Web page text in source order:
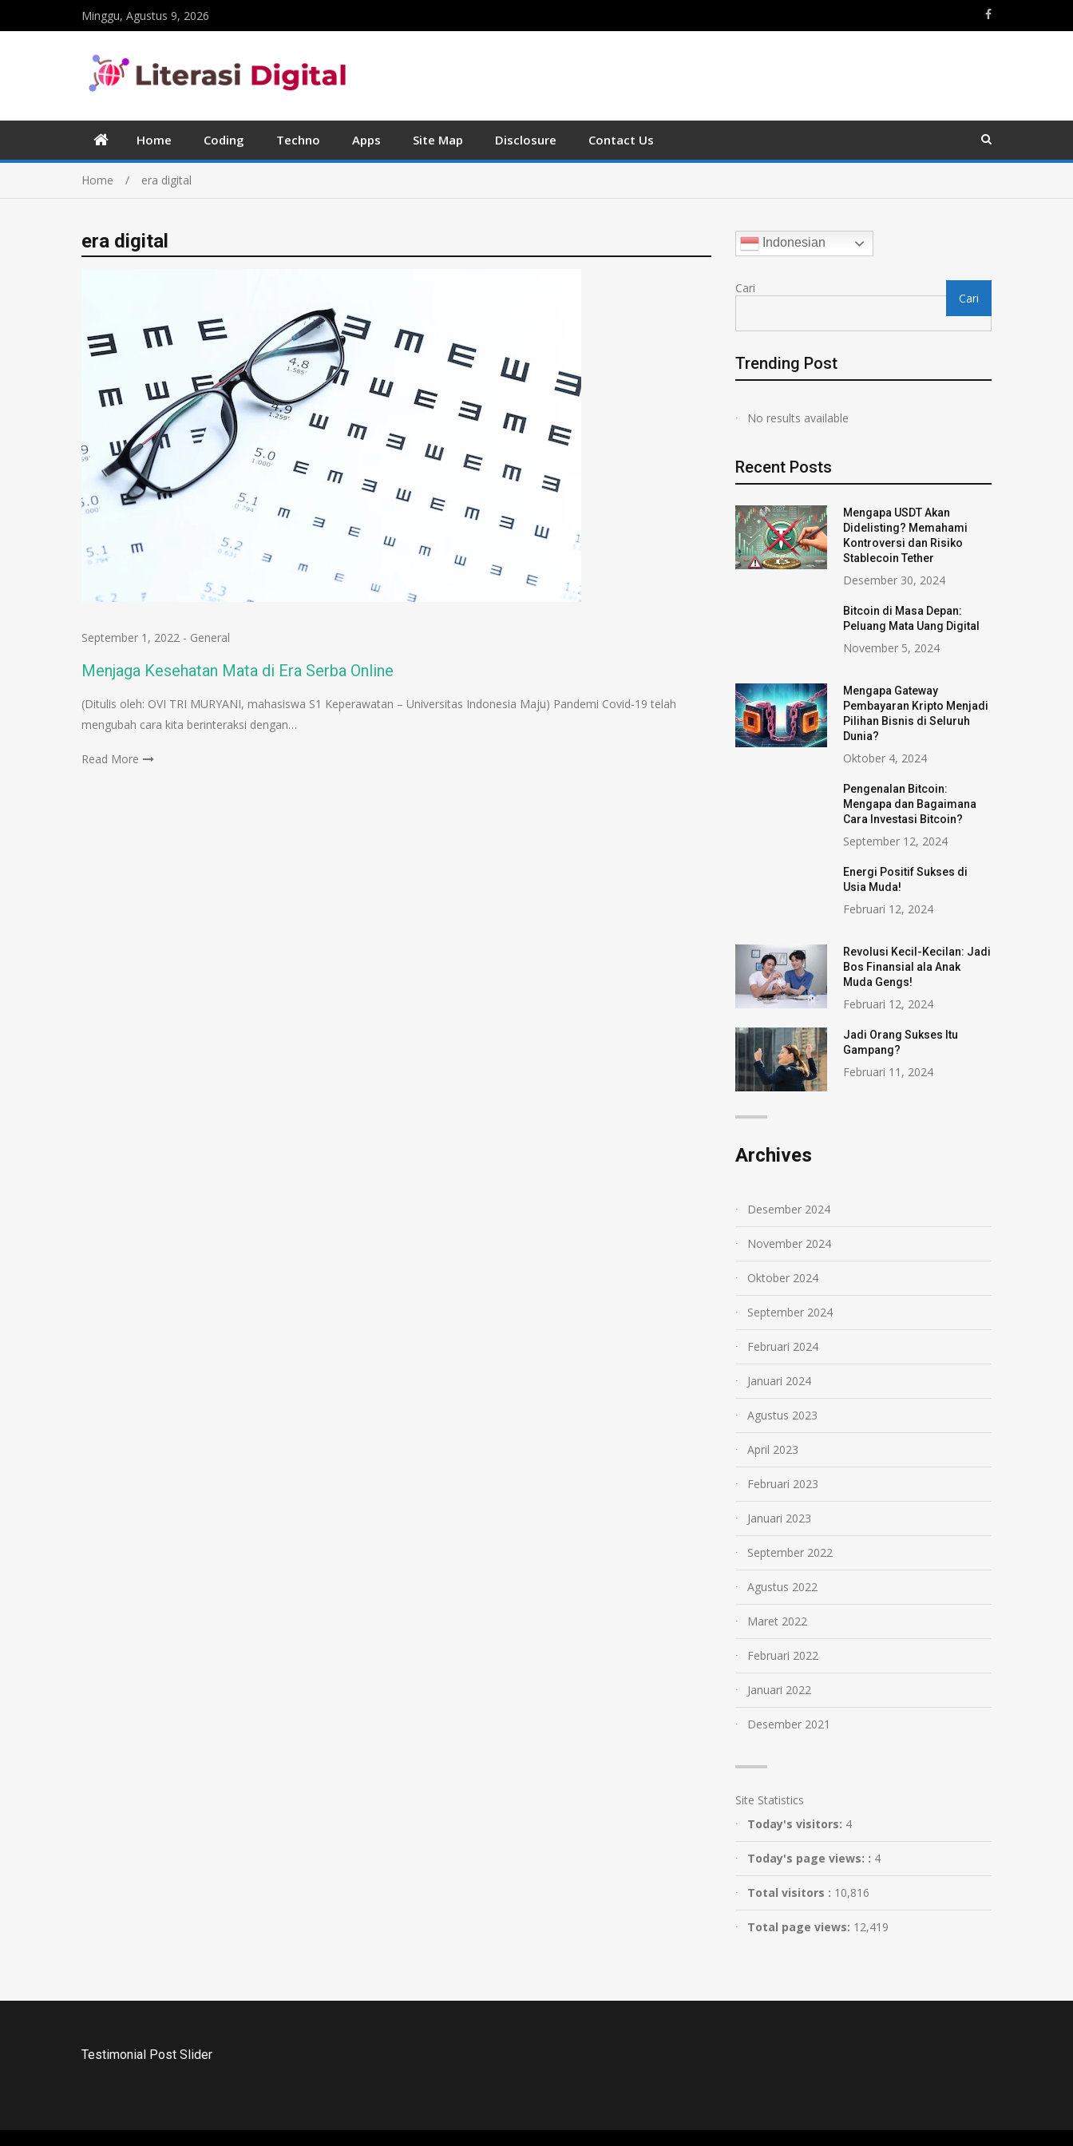
Minggu, Agustus 9, 2026
Home Coding Techno Apps Site Map Disclosure Contact Us
Home era digital
era digital
September 1, 2022 - General
Menjaga Kesehatan Mata di Era Serba Online
(Ditulis oleh: OVI TRI MURYANI, mahasiswa S1 Keperawatan – Universitas Indonesia Maju) Pandemi Covid-19 telah
mengubah cara kita berinteraksi dengan…
Read More
Indonesian
Cari
Cari
Trending Post
No results available
Recent Posts
Mengapa USDT Akan
Didelisting? Memahami
Kontroversi dan Risiko
Stablecoin Tether
Desember 30, 2024
Bitcoin di Masa Depan:
Peluang Mata Uang Digital
November 5, 2024
Mengapa Gateway
Pembayaran Kripto Menjadi
Pilihan Bisnis di Seluruh
Dunia?
Oktober 4, 2024
Pengenalan Bitcoin:
Mengapa dan Bagaimana
Cara Investasi Bitcoin?
September 12, 2024
Energi Positif Sukses di
Usia Muda!
Februari 12, 2024
Revolusi Kecil-Kecilan: Jadi
Bos Finansial ala Anak
Muda Gengs!
Februari 12, 2024
Jadi Orang Sukses Itu
Gampang?
Februari 11, 2024
Archives
Desember 2024
November 2024
Oktober 2024
September 2024
Februari 2024
Januari 2024
Agustus 2023
April 2023
Februari 2023
Januari 2023
September 2022
Agustus 2022
Maret 2022
Februari 2022
Januari 2022
Desember 2021
Site Statistics
Today's visitors: 4
Today's page views: : 4
Total visitors : 10,816
Total page views: 12,419
Testimonial Post Slider